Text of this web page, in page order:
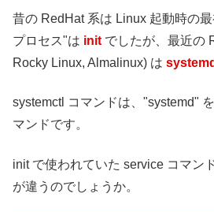
昔の RedHat 系は Linux 起動時の
プロセス"は init でしたが、最近の
Rocky Linux, Almalinux) は systemd
systemctl コマンドは、"systemd"
マンドです。
init で使われていた service コマン
が違うのでしょうか。